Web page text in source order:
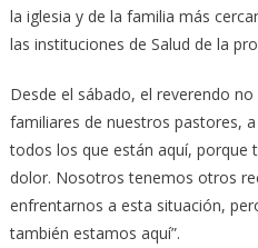
la iglesia y de la familia más
las instituciones de Salud de la
Desde el sábado, el reverendo
familiares de nuestros pastores,
todos los que están aquí,
dolor. Nosotros tenemos otros
enfrentarnos a esta situación,
también estamos aquí”.